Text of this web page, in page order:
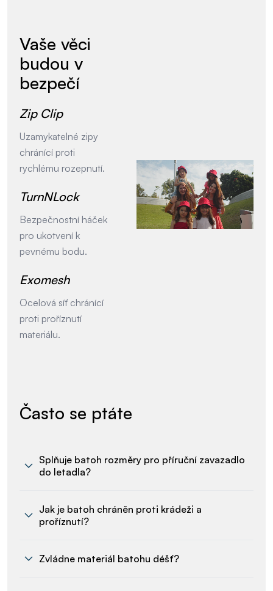
Vaše věci
budou v
bezpečí
Zip Clip
Uzamykatelné zipy
chránící proti
rychlému rozepnutí.
TurnNLock
Bezpečnostní háček
pro ukotvení k
pevnému bodu.
Exomesh
Ocelová síť chránící
proti proříznutí
materiálu.
Často se ptáte
Splňuje batoh rozměry pro příruční zavazadlo
do letadla?
Jak je batoh chráněn proti krádeži a
proříznutí?
Zvládne materiál batohu déšť?